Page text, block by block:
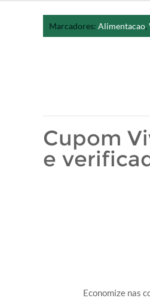
Marcadores: Alimentacao,
Cupom
e
Economize nas